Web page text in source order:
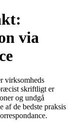
via
virksomheds
skriftligt er
og undgå
af de bedste praksis